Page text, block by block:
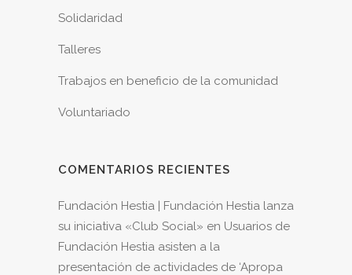
Solidaridad
Talleres
Trabajos en beneficio de la comunidad
Voluntariado
COMENTARIOS RECIENTES
Fundación Hestia | Fundación Hestia lanza
su iniciativa «Club Social» en Usuarios de
Fundación Hestia asisten a la
presentación de actividades de ‘Apropa